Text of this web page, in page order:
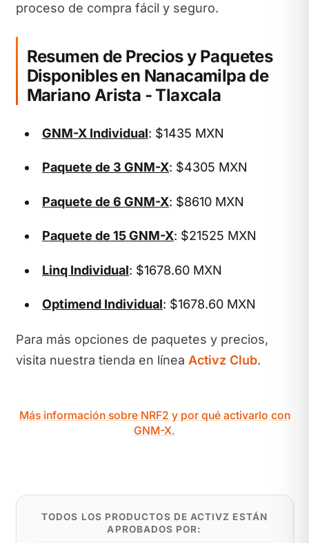
proceso de compra fácil y seguro.
Resumen de Precios y Paquetes
Disponibles en Nanacamilpa de
Mariano Arista - Tlaxcala
GNM-X Individual: $1435 MXN
Paquete de 3 GNM-X: $4305 MXN
Paquete de 6 GNM-X: $8610 MXN
Paquete de 15 GNM-X: $21525 MXN
Linq Individual: $1678.60 MXN
Optimend Individual: $1678.60 MXN
Para más opciones de paquetes y precios,
visita nuestra tienda en línea Activz Club.
Más información sobre NRF2 y por qué activarlo con
GNM-X.
TODOS LOS PRODUCTOS DE ACTIVZ ESTÁN
APROBADOS POR: